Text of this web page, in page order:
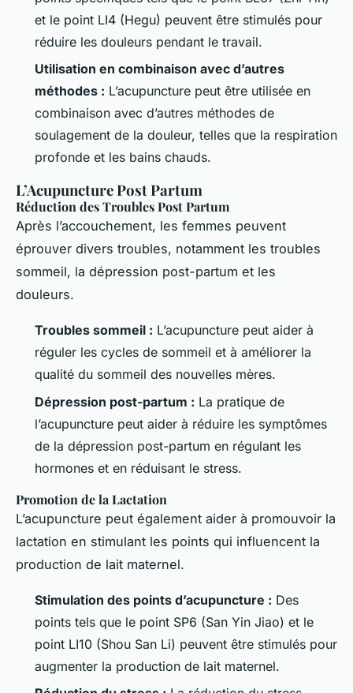
et le point LI4 (Hegu) peuvent être stimulés pour
réduire les douleurs pendant le travail.
Utilisation en combinaison avec d’autres
méthodes : L’acupuncture peut être utilisée en
combinaison avec d’autres méthodes de
soulagement de la douleur, telles que la respiration
profonde et les bains chauds.
L’Acupuncture Post Partum
Réduction des Troubles Post Partum
Après l’accouchement, les femmes peuvent
éprouver divers troubles, notamment les troubles
sommeil, la dépression post-partum et les
douleurs.
Troubles sommeil : L’acupuncture peut aider à
réguler les cycles de sommeil et à améliorer la
qualité du sommeil des nouvelles mères.
Dépression post-partum : La pratique de
l’acupuncture peut aider à réduire les symptômes
de la dépression post-partum en régulant les
hormones et en réduisant le stress.
Promotion de la Lactation
L’acupuncture peut également aider à promouvoir la
lactation en stimulant les points qui influencent la
production de lait maternel.
Stimulation des points d’acupuncture : Des
points tels que le point SP6 (San Yin Jiao) et le
point LI10 (Shou San Li) peuvent être stimulés pour
augmenter la production de lait maternel.